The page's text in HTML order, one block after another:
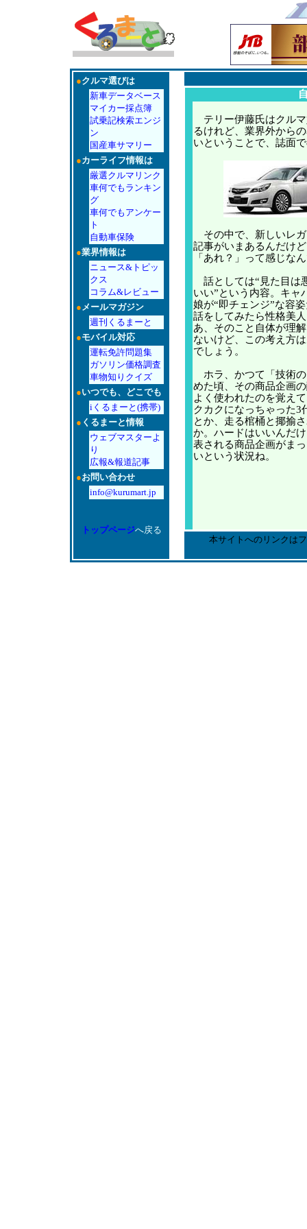
●クルマ選びは
新車データベース
マイカー採点簿
試乗記検索エンジ
ン
国産車サマリー
●カーライフ情報は
厳選クルマリンク
車何でもランキン
グ
車何でもアンケー
ト
自動車保険
●業界情報は
ニュース&トピッ
クス
コラム&レビュー
●メールマガジン
週刊くるまーと
●モバイル対応
運転免許問題集
ガソリン価格調査
車物知りクイズ
●いつでも、どこでも
iくるまーと(携帯)
● くるまーと情報
ウェブマスターよ
り
広報&報道記事
●お問い合わせ
info@kurumart.jp
トップページへ戻る
テリー伊藤氏はクル
るけれど、業界外から
いということで、誌面
その中で、新しいレ
記事がいまあるんだけ
「あれ？」って感じな
話としては“見た目は
いい”という内容。キャ
娘が“即チェンジ”な容
話をしてみたら性格美
あ、そのこと自体が理
ないけど、この考え方
でしょう。
ホラ、かつて「技術
めた頃、その商品企画
よく使われたのを覚え
クカクになっちゃった3
とか、走る棺桶と揶揄
か。ハードはいいんだ
表される商品企画がま
いという状況ね。
本サイトへのリンクは